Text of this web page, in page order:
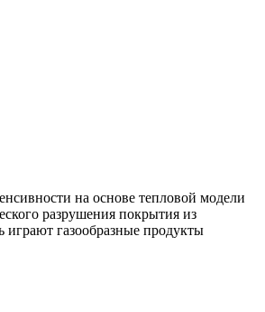
на основе тепловой модели
разрушения покрытия из
играют газообразные продукты